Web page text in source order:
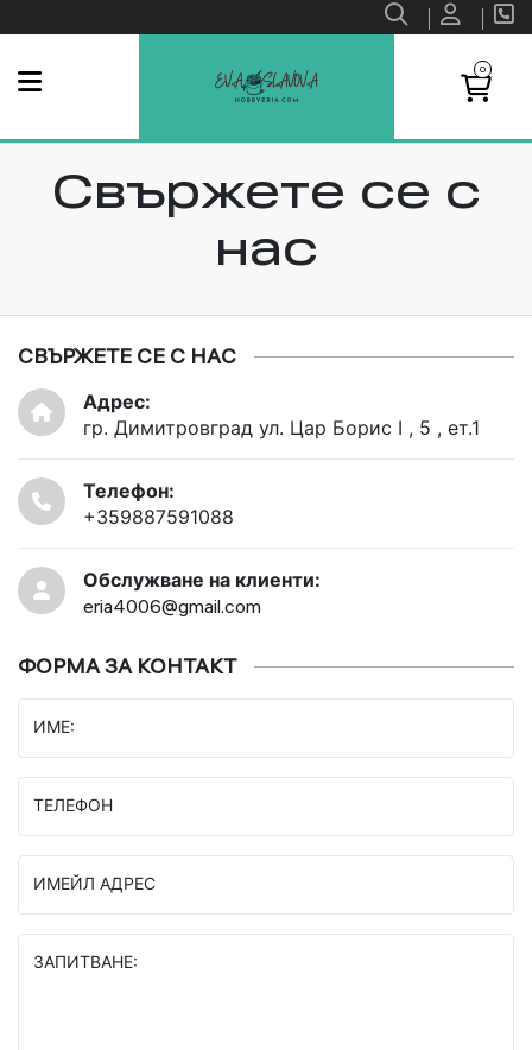
0
Свържете се с
нас
СВЪРЖЕТЕ СЕ С НАС
Адрес:
гр. Димитровград ул. Цар Борис I , 5 , ет.1
Телефон:
+359887591088
Обслужване на клиенти:
eria4006@gmail.com
ФОРМА ЗА КОНТАКТ
ИМЕ:
ТЕЛЕФОН
ИМЕЙЛ АДРЕС
ЗАПИТВАНЕ: